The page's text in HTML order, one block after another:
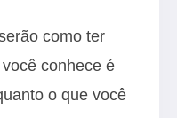
como ter
conhece é
o que você